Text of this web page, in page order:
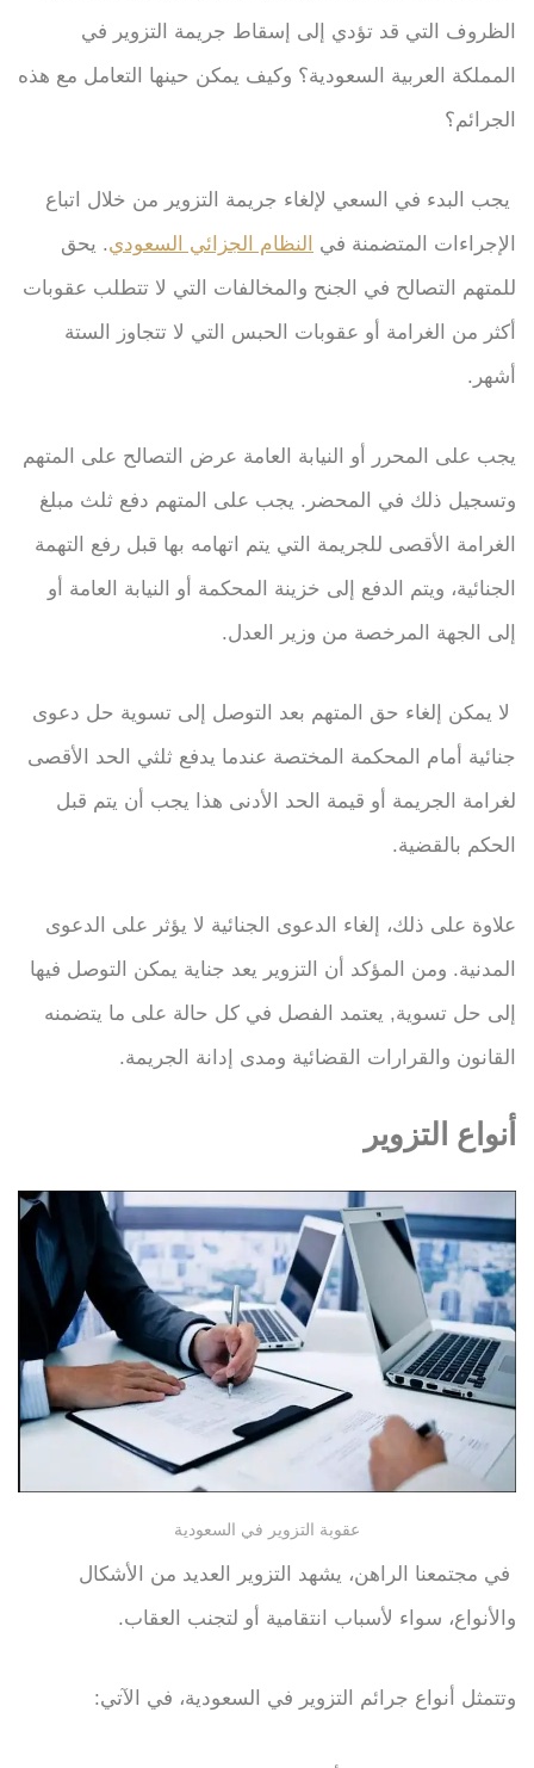
الظروف التي قد تؤدي إلى إسقاط جريمة التزوير في
المملكة العربية السعودية؟ وكيف يمكن حينها التعامل مع هذه
الجرائم؟
يجب البدء في السعي لإلغاء جريمة التزوير من خلال اتباع
الإجراءات المتضمنة في
النظام الجزائي السعودي. يحق
للمتهم التصالح في الجنح والمخالفات التي لا تتطلب عقوبات
أكثر من الغرامة أو عقوبات الحبس التي لا تتجاوز الستة
أشهر.
يجب على المحرر أو النيابة العامة عرض التصالح على المتهم
وتسجيل ذلك في المحضر. يجب على المتهم دفع ثلث مبلغ
الغرامة الأقصى للجريمة التي يتم اتهامه بها قبل رفع التهمة
الجنائية، ويتم الدفع إلى خزينة المحكمة أو النيابة العامة أو
إلى الجهة المرخصة من وزير العدل.
لا يمكن إلغاء حق المتهم بعد التوصل إلى تسوية حل دعوى
جنائية أمام المحكمة المختصة عندما يدفع ثلثي الحد الأقصى
لغرامة الجريمة أو قيمة الحد الأدنى هذا يجب أن يتم قبل
الحكم بالقضية.
علاوة على ذلك، إلغاء الدعوى الجنائية لا يؤثر على الدعوى
المدنية. ومن المؤكد أن التزوير يعد جناية يمكن التوصل فيها
إلى حل تسوية, يعتمد الفصل في كل حالة على ما يتضمنه
القانون والقرارات القضائية ومدى إدانة الجريمة.
أنواع التزوير
عقوبة التزوير في السعودية
في مجتمعنا الراهن، يشهد التزوير العديد من الأشكال
والأنواع، سواء لأسباب انتقامية أو لتجنب العقاب.
وتتمثل أنواع جرائم التزوير في السعودية، في الآتي: